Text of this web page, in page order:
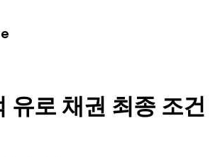
유로 채권 최종 조건